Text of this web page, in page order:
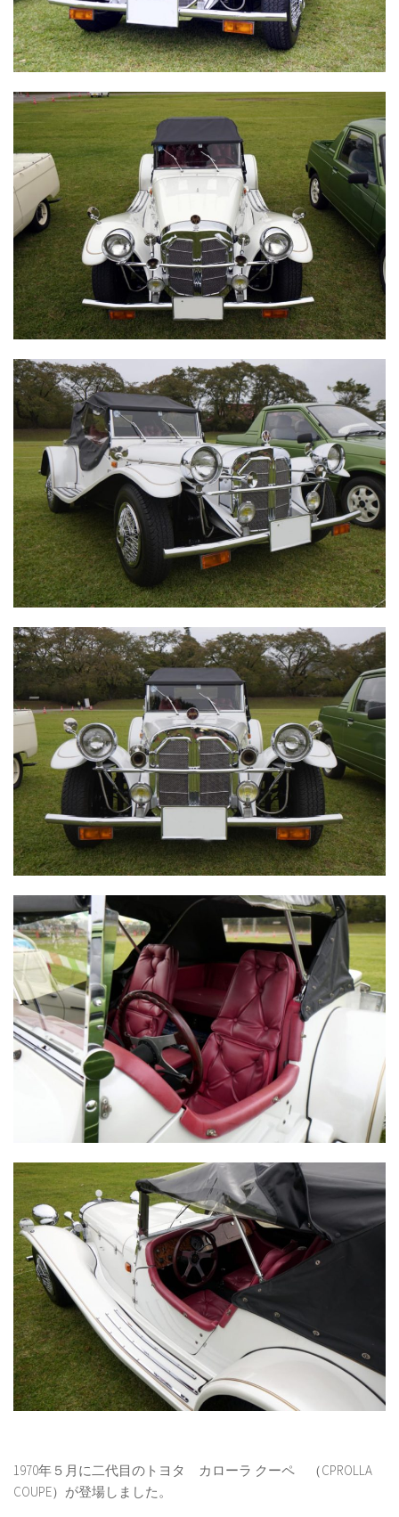
1970年５月に二代目のトヨタ カローラ クーペ （CPROLLA
COUPE）が登場しました。